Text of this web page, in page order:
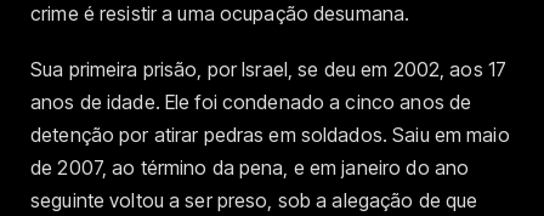
crime é resistir a uma ocupação desumana.
Sua primeira prisão, por Israel, se deu em 2002, aos 17
anos de idade. Ele foi condenado a cinco anos de
detenção por atirar pedras em soldados. Saiu em maio
de 2007, ao término da pena, e em janeiro do ano
seguinte voltou a ser preso, sob a alegação de que